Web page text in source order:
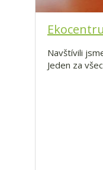
Navštívili
Jeden za